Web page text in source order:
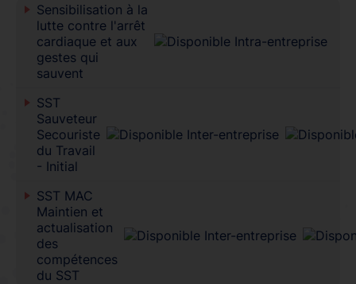
Sensibilisation à la
lutte contre l'arrêt
cardiaque et aux
gestes qui
sauvent
SST
Sauveteur
Secouriste
du Travail
- Initial
SST MAC
Maintien et
actualisation
des
compétences
du SST